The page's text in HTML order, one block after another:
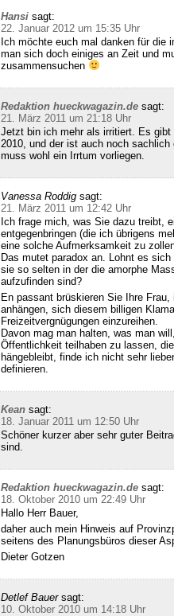
Hansi sagt:
22. Januar 2012 um 15:35 Uhr
Ich möchte euch mal danken für die
man sich doch einiges an Zeit und
zusammensuchen
Redaktion hueckwagazin.de sagt:
21. März 2011 um 21:18 Uhr
Jetzt bin ich mehr als irritiert. Es gibt
2010, und der ist auch noch
muss wohl ein Irrtum vorliegen.
Vanessa Roddig sagt:
21. März 2011 um 12:42 Uhr
Ich frage mich, was Sie dazu treibt,
entgegenbringen (die ich übrigens
eine solche Aufmerksamkeit zu
Das mutet paradox an. Lohnt es
sie so selten in der die amorphe
aufzufinden sind?
En passant brüskieren Sie Ihre
anhängen, sich diesem billigen
Freizeitvergnügungen einzureihen.
Davon mag man halten, was man
Öffentlichkeit teilhaben zu lassen,
hängebleibt, finde ich nicht sehr
definieren.
Kean sagt:
18. Januar 2011 um 12:50 Uhr
Schöner kurzer aber sehr guter
sind.
Redaktion hueckwagazin.de sagt:
18. Oktober 2010 um 22:49 Uhr
Hallo Herr Bauer,
daher auch mein Hinweis auf
seitens des Planungsbüros dieser
Dieter Gotzen
Detlef Bauer sagt:
10. Oktober 2010 um 14:18 Uhr